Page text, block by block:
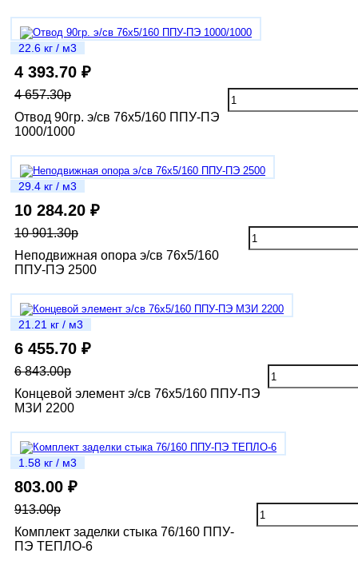
22.6 кг / м3
4 393.70 ₽
4 657.30р
Отвод 90гр. э/св 76х5/160 ППУ-ПЭ
1000/1000
29.4 кг / м3
10 284.20 ₽
10 901.30р
Неподвижная опора э/св 76х5/160
ППУ-ПЭ 2500
21.21 кг / м3
6 455.70 ₽
6 843.00р
Концевой элемент э/св 76х5/160 ППУ-ПЭ
МЗИ 2200
1.58 кг / м3
803.00 ₽
913.00р
Комплект заделки стыка 76/160 ППУ-
ПЭ ТЕПЛО-6